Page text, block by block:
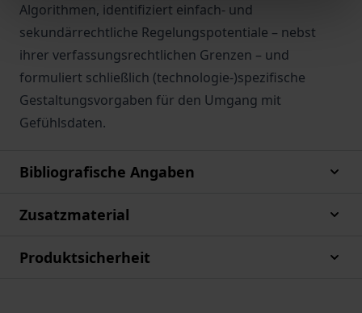
Algorithmen, identifiziert einfach- und
sekundärrechtliche Regelungspotentiale – nebst
ihrer verfassungsrechtlichen Grenzen – und
formuliert schließlich (technologie-)spezifische
Gestaltungsvorgaben für den Umgang mit
Gefühlsdaten.
Bibliografische Angaben
Zusatzmaterial
Produktsicherheit